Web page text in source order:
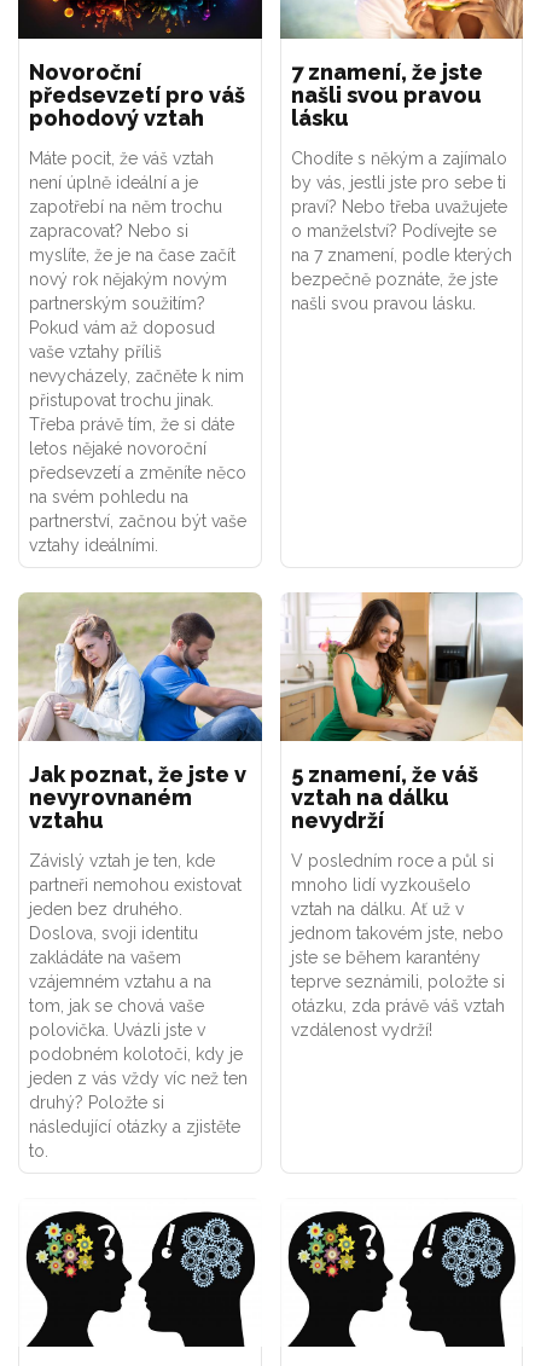
Novoroční
předsevzetí pro váš
pohodový vztah
Máte pocit, že váš vztah
není úplně ideální a je
zapotřebí na něm trochu
zapracovat? Nebo si
myslíte, že je na čase začít
nový rok nějakým novým
partnerským soužitím?
Pokud vám až doposud
vaše vztahy příliš
nevycházely, začněte k nim
přistupovat trochu jinak.
Třeba právě tím, že si dáte
letos nějaké novoroční
předsevzetí a změníte něco
na svém pohledu na
partnerství, začnou být vaše
vztahy ideálními.
7 znamení, že jste
našli svou pravou
lásku
Chodíte s někým a zajímalo
by vás, jestli jste pro sebe ti
praví? Nebo třeba uvažujete
o manželství? Podívejte se
na 7 znamení, podle kterých
bezpečně poznáte, že jste
našli svou pravou lásku.
Jak poznat, že jste v
nevyrovnaném
vztahu
Závislý vztah je ten, kde
partneři nemohou existovat
jeden bez druhého.
Doslova, svoji identitu
zakládáte na vašem
vzájemném vztahu a na
tom, jak se chová vaše
polovička. Uvázli jste v
podobném kolotoči, kdy je
jeden z vás vždy víc než ten
druhý? Položte si
následující otázky a zjistěte
to.
5 znamení, že váš
vztah na dálku
nevydrží
V posledním roce a půl si
mnoho lidí vyzkoušelo
vztah na dálku. Ať už v
jednom takovém jste, nebo
jste se během karantény
teprve seznámili, položte si
otázku, zda právě váš vztah
vzdálenost vydrží!